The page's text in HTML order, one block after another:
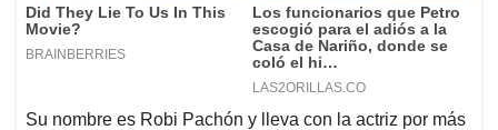
Su nombre es Robi Pachón y lleva con la actriz por más